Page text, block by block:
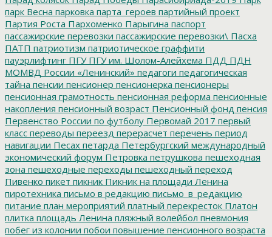
парк Весна парковка парта_героев партийный проект
Партия Роста Пархоменко Парыгина паспорт
пассажирские перевозки пассажирские перевозки\ Пасха
ПАТП патриотизм патриотическое граффити
пауэрлифтинг ПГУПГУ им. Шолом-Алейхема ПДД ПДН
МОМВД России «Ленинский» педагоги педагогическая
тайна пенсии пенсионер пенсионерка пенсионеры
пенсионная грамотность пенсионная реформа пенсионные
накопления пенсионный возраст Пенсионный фонд пенсия
Первенство России по футболу Первомай 2017 первый
класс переводы переезд перерасчет перечень период
навигации Песах петарда Петербургский международный
экономический форум Петровка петрушкова пешеходная
зона пешеходные переходы пешеходный переход
Пивенко пикет пикник Пикник на площади Ленина
пиротехника письмо в редакцию письмо_в_редакцию
питание план мероприятий платный перекресток Платон
плитка площадь Ленина пляжный волейбол пневмония
побег из колонии побои повышение пенсионного возраста